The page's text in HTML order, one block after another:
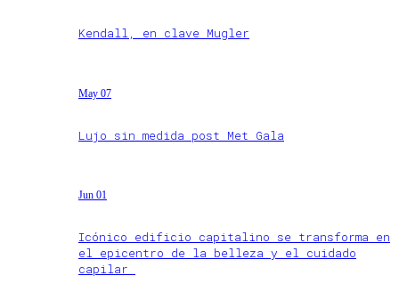
Kendall, en clave Mugler
May 07
Lujo sin medida post Met Gala
Jun 01
Icónico edificio capitalino se transforma en
el epicentro de la belleza y el cuidado
capilar